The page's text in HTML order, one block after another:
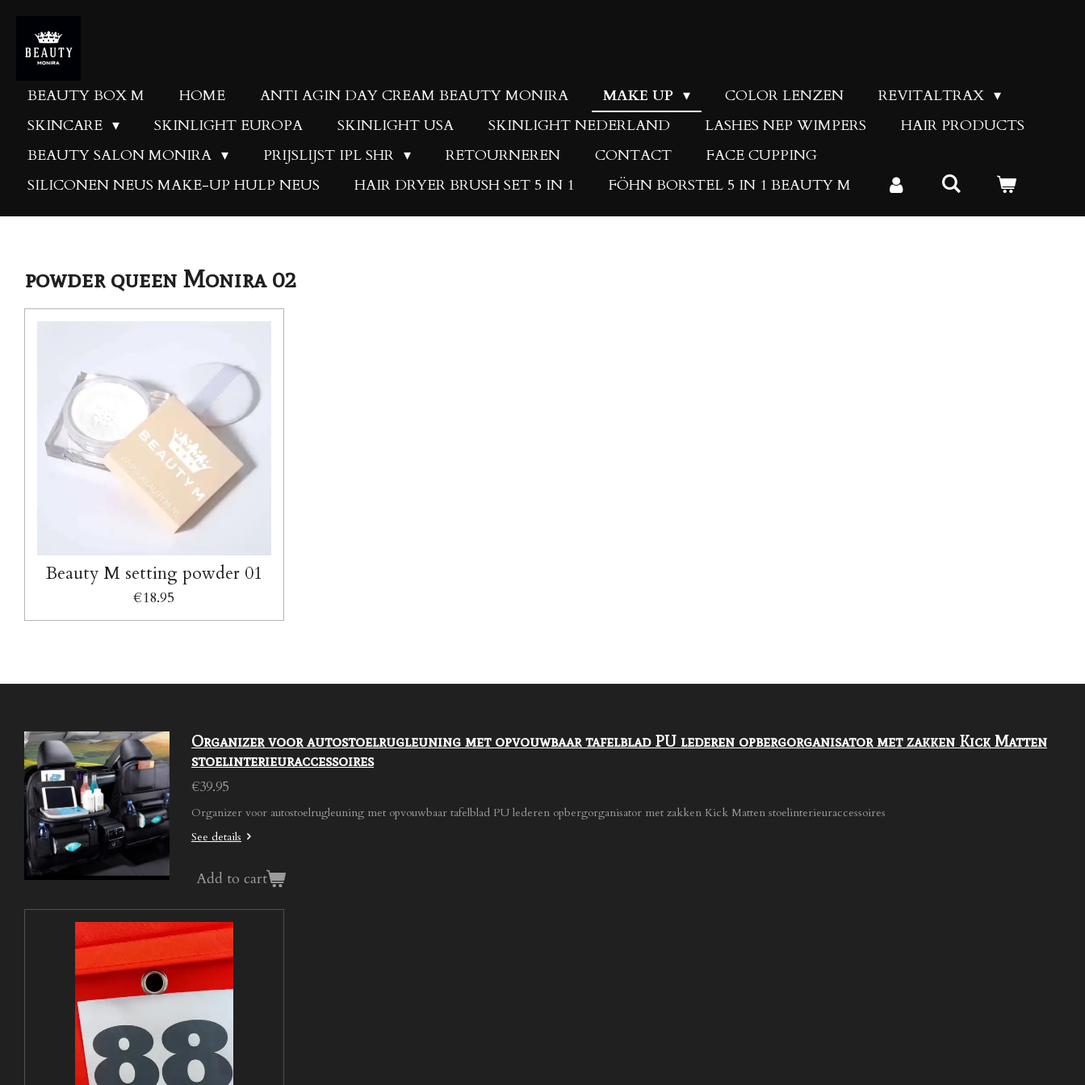
main
BEAUTY BOX M HOME ANTI AGIN DAY CREAM BEAUTY MONIRA MAKE UP COLOR LENZEN
REVITALTRAX
SKINCARE
SKINLIGHT EUROPA SKINLIGHT USA SKINLIGHT NEDERLAND LASHES NEP WIMPERS
HAIR PRODUCTS
BEAUTY SALON MONIRA
PRIJSLIJST IPL SHR RETOURNEREN CONTACT
FACE CUPPING
SILICONEN NEUS MAKE-UP HULP NEUS
HAIR DRYER BRUSH SET 5 IN 1 FÖHN BORSTEL 5 IN 1 BEAUTY M
powder queen Monira 02
Beauty M setting powder 01
€18.95
Organizer voor autostoelrugleuning met opvouwbaar tafelblad PU lederen opbergorganisator met zakken Kick Matten
stoelinterieuraccessoires
€39.95
Organizer voor autostoelrugleuning met opvouwbaar tafelblad PU lederen opbergorganisator met zakken Kick Matten stoelinterieuraccessoires
See details
Add to cart